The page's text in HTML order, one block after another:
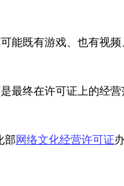
能既有游戏、也有视
最终在许可证上的经
部网络文化经营许可证